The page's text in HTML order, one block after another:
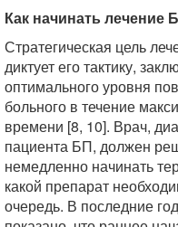
Как начинать лечение
Стратегическая цель
диктует его тактику,
оптимального уровня
больного в течение
времени [8, 10]. Врач,
пациента БП, должен
немедленно начинать
какой препарат
очередь. В последние